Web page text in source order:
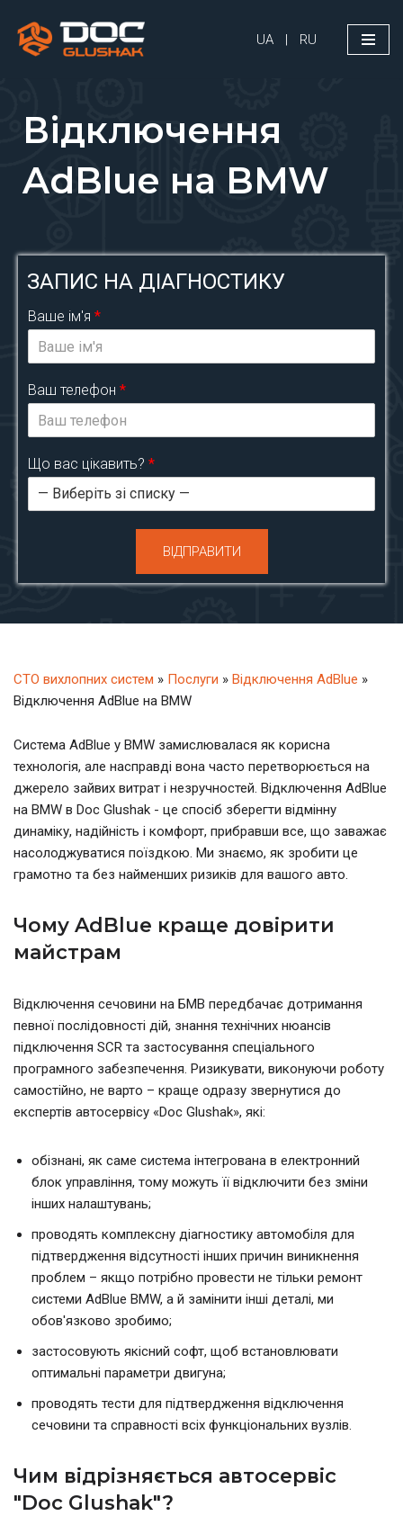
Перейти
UA | RU
Відключення
AdBlue на BMW
ЗАПИС НА ДІАГНОСТИКУ
Ваше ім'я *
Ваш телефон *
Що вас цікавить? *
ВІДПРАВИТИ
СТО вихлопних систем » Послуги » Відключення AdBlue »
Відключення AdBlue на BMW
Система AdBlue у BMW замислювалася як корисна
технологія, але насправді вона часто перетворюється на
джерело зайвих витрат і незручностей. Відключення AdBlue
на BMW в Doc Glushak - це спосіб зберегти відмінну
динаміку, надійність і комфорт, прибравши все, що заважає
насолоджуватися поїздкою. Ми знаємо, як зробити це
грамотно та без найменших ризиків для вашого авто.
Чому AdBlue краще довірити
майстрам
Відключення сечовини на БМВ передбачає дотримання
певної послідовності дій, знання технічних нюансів
підключення SCR та застосування спеціального
програмного забезпечення. Ризикувати, виконуючи роботу
самостійно, не варто – краще одразу звернутися до
експертів автосервісу «Doc Glushak», які:
обізнані, як саме система інтегрована в електронний
блок управління, тому можуть її відключити без зміни
інших налаштувань;
проводять комплексну діагностику автомобіля для
підтвердження відсутності інших причин виникнення
проблем – якщо потрібно провести не тільки ремонт
системи AdBlue BMW, а й замінити інші деталі, ми
обов'язково зробимо;
застосовують якісний софт, щоб встановлювати
оптимальні параметри двигуна;
проводять тести для підтвердження відключення
сечовини та справності всіх функціональних вузлів.
Чим відрізняється автосервіс
"Doc Glushak"?